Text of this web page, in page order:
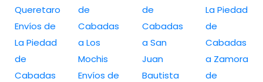
Queretaro
Envíos de
La Piedad
de
Cabadas
de
Cabadas
a Los
Mochis
Envíos de
de
Cabadas
a San
Juan
Bautista
La Piedad
de
Cabadas
a Zamora
de